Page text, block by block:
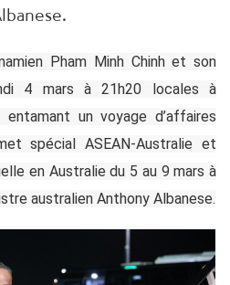
Pham Minh Chinh et son
4 mars à 21h20 locales à
entamant un voyage d’affaires
spécial ASEAN-Australie et
en Australie du 5 au 9 mars à
australien Anthony Albanese.